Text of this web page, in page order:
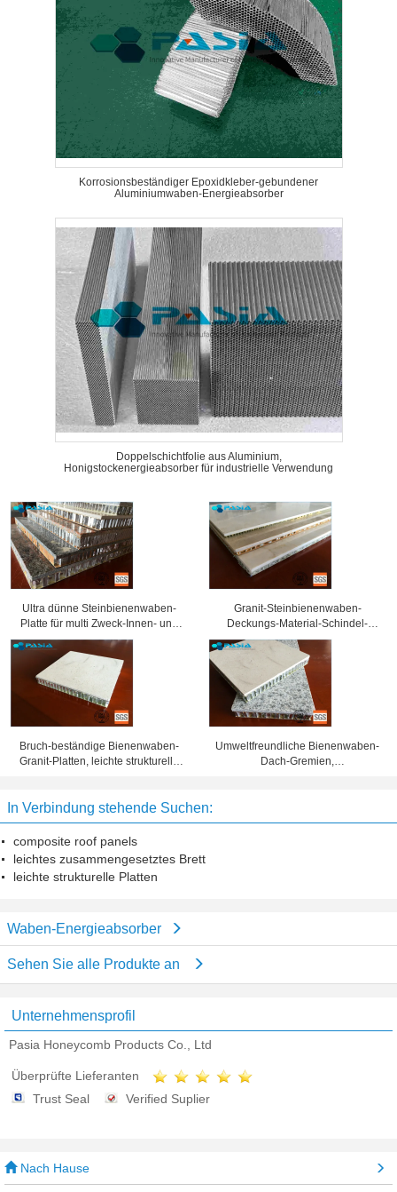
Korrosionsbeständiger Epoxidkleber-gebundener
Aluminiumwaben-Energieabsorber
Doppelschichtfolie aus Aluminium,
Honigstockenergieabsorber für industrielle Verwendung
Ultra dünne Steinbienenwaben-
Platte für multi Zweck-Innen- und
Dekoration im Freien
Granit-Steinbienenwaben-
Deckungs-Material-Schindel-
Sandwich-Platte 600mm * 600mm
Bruch-beständige Bienenwaben-
Granit-Platten, leichte strukturelle
Umweltfreundliche Bienenwaben-
Dach-Gremien,
In Verbindung stehende Suchen:
composite roof panels
leichtes zusammengesetztes Brett
leichte strukturelle Platten
Waben-Energieabsorber
Sehen Sie alle Produkte an
Unternehmensprofil
Pasia Honeycomb Products Co., Ltd
Überprüfte Lieferanten
Trust Seal
Verified Suplier
Nach Hause